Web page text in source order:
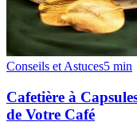
Conseils et Astuces5 min
Cafetière à
de Votre Café